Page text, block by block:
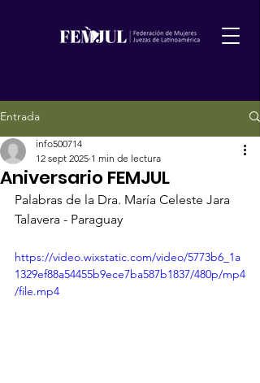
Entrada
Aniversario FEMJUL
info500714
12 sept 2025 1 min de lectura
Palabras de la Dra. María Celeste Jara
Talavera - Paraguay
https://video.wixstatic.com/video/5773b6_1a
1329ef88a54455b9ece7ba587b1837/480p/mp4
/file.mp4